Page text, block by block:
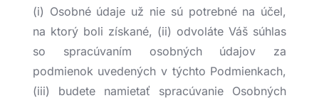
(i) Osobné údaje už nie sú potrebné na účel,
na ktorý boli získané, (ii) odvoláte Váš súhlas
so spracúvaním osobných údajov za
podmienok uvedených v týchto Podmienkach,
(iii) budete namietať spracúvanie Osobných